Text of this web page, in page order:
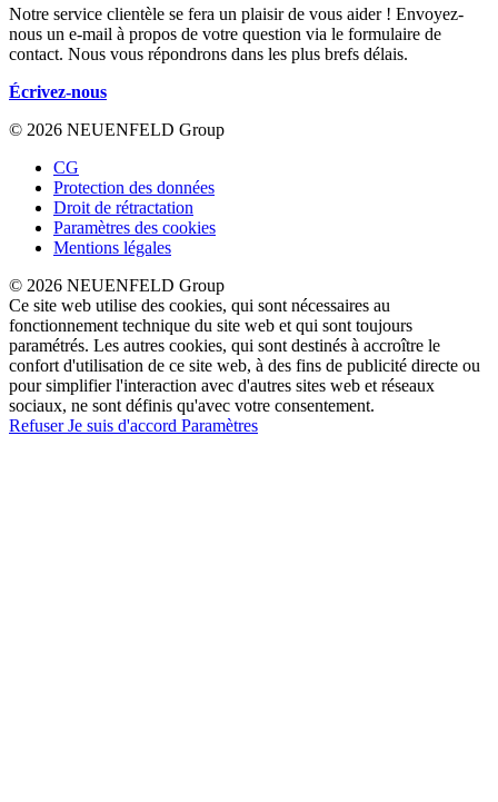
Notre service clientèle se fera un plaisir de vous aider ! Envoyez-
nous un e-mail à propos de votre question via le formulaire de
contact. Nous vous répondrons dans les plus brefs délais.
Écrivez-nous
© 2026 NEUENFELD Group
CG
Protection des données
Droit de rétractation
Paramètres des cookies
Mentions légales
© 2026 NEUENFELD Group
Ce site web utilise des cookies, qui sont nécessaires au
fonctionnement technique du site web et qui sont toujours
paramétrés. Les autres cookies, qui sont destinés à accroître le
confort d'utilisation de ce site web, à des fins de publicité directe ou
pour simplifier l'interaction avec d'autres sites web et réseaux
sociaux, ne sont définis qu'avec votre consentement.
RefuserJe suis d'accord Paramètres